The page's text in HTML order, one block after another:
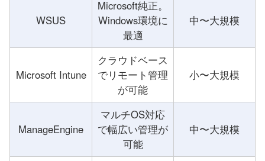
WSUS
Microsoft純正。
Windows環境に
最適
中〜大規模
Microsoft Intune
クラウドベース
でリモート管理
が可能
小〜大規模
ManageEngine
マルチOS対応
で幅広い管理が
可能
中〜大規模